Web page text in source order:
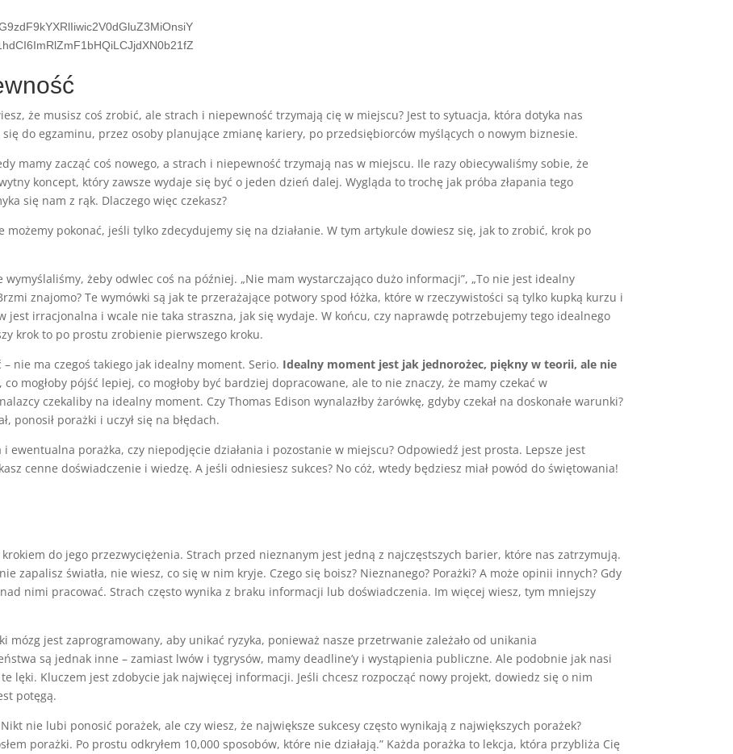
że musisz coś zrobić, ale strach i niepewność trzymają cię w miejscu? Jest to sytuacja, która dotyka nas
do egzaminu, przez osoby planujące zmianę kariery, po przedsiębiorców myślących o nowym biznesie.
mamy zacząć coś nowego, a strach i niepewność trzymają nas w miejscu. Ile razy obiecywaliśmy sobie, że
koncept, który zawsze wydaje się być o jeden dzień dalej. Wygląda to trochę jak próba złapania tego
się nam z rąk. Dlaczego więc czekasz?
pokonać, jeśli tylko zdecydujemy się na działanie. W tym artykule dowiesz się, jak to zrobić, krok po
żeby odwlec coś na później. „Nie mam wystarczająco dużo informacji”, „To nie jest idealny
znajomo? Te wymówki są jak te przerażające potwory spod łóżka, które w rzeczywistości są tylko kupką kurzu i
jest irracjonalna i wcale nie taka straszna, jak się wydaje. W końcu, czy naprawdę potrzebujemy tego idealnego
krok to po prostu zrobienie pierwszego kroku.
nie ma czegoś takiego jak idealny moment. Serio. Idealny moment jest jak jednorożec, piękny w teorii, ale nie
co mogłoby pójść lepiej, co mogłoby być bardziej dopracowane, ale to nie znaczy, że mamy czekać w
czekaliby na idealny moment. Czy Thomas Edison wynalazłby żarówkę, gdyby czekał na doskonałe warunki?
ponosił porażki i uczył się na błędach.
ewentualna porażka, czy niepodjęcie działania i pozostanie w miejscu? Odpowiedź jest prosta. Lepsze jest
cenne doświadczenie i wiedzę. A jeśli odniesiesz sukces? No cóż, wtedy będziesz miał powód do świętowania!
do jego przezwyciężenia. Strach przed nieznanym jest jedną z najczęstszych barier, które nas zatrzymują.
zapalisz światła, nie wiesz, co się w nim kryje. Czego się boisz? Nieznanego? Porażki? A może opinii innych? Gdy
nimi pracować. Strach często wynika z braku informacji lub doświadczenia. Im więcej wiesz, tym mniejszy
jest zaprogramowany, aby unikać ryzyka, ponieważ nasze przetrwanie zależało od unikania
są jednak inne – zamiast lwów i tygrysów, mamy deadline’y i wystąpienia publiczne. Ale podobnie jak nasi
lęki. Kluczem jest zdobycie jak najwięcej informacji. Jeśli chcesz rozpocząć nowy projekt, dowiedz się o nim
potęgą.
nie lubi ponosić porażek, ale czy wiesz, że największe sukcesy często wynikają z największych porażek?
porażki. Po prostu odkryłem 10,000 sposobów, które nie działają.” Każda porażka to lekcja, która przybliża Cię